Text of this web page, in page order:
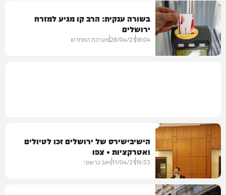
מיוזיק
בשורה ענקית: הרב קו מגיע למזרח
ירושלים
18:04
28/04/21מערכת המחדש
הישיבישירס של ירושלים זכו לטיולים
ואטרקציות • צפו
16:53
11/04/21זאב גרשוני